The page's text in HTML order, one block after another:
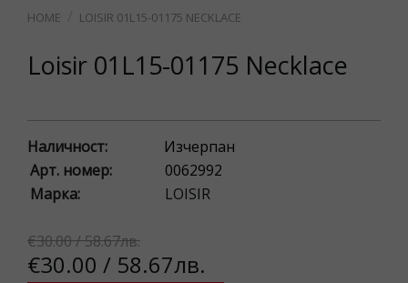
LOISIR 01L15-01175 NECKLACE
Loisir 01L15-01175 Necklace
Наличност:
Изчерпан
Арт. номер:
0062992
Марка:
LOISIR
€30.00 / 58.67лв.
€30.00 / 58.67лв.